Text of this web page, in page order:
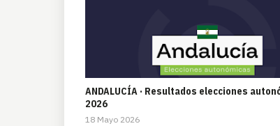
ANDALUCÍA · Resultados elecciones
2026
18 Mayo 2026